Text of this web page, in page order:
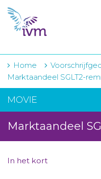
VMI
FTO voorbereiding
IVM-academie
Zorginstellingen
Voorschrijfgedrag
Projecten
Home
Marktaandeel SGLT2-
MOVIE
Marktaandeel
In het kort